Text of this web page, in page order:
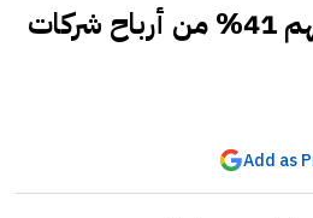
السوق السوداء تلتهم 41% من أرباح شركات
Add as